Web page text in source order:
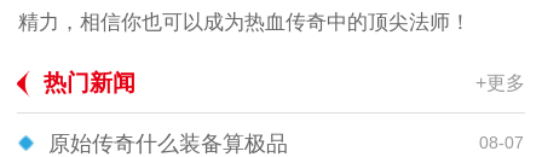
精力，相信你也可以成为热血传奇中的顶尖法师！
热门新闻 +更多
原始传奇什么装备算极品 08-07